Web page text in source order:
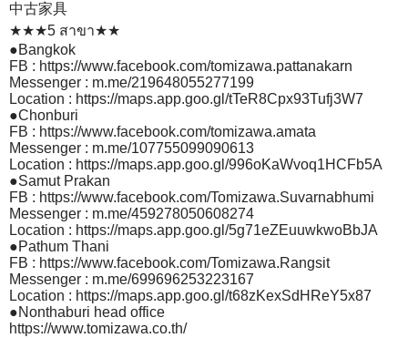
中古家具
★★★5 สาขา★★
●Bangkok
FB : https://www.facebook.com/tomizawa.pattanakarn
Messenger : m.me/219648055277199
Location : https://maps.app.goo.gl/tTeR8Cpx93Tufj3W7
●Chonburi
FB : https://www.facebook.com/tomizawa.amata
Messenger : m.me/107755099090613
Location : https://maps.app.goo.gl/996oKaWvoq1HCFb5A
●Samut Prakan
FB : https://www.facebook.com/Tomizawa.Suvarnabhumi
Messenger : m.me/459278050608274
Location : https://maps.app.goo.gl/5g71eZEuuwkwoBbJA
●Pathum Thani
FB : https://www.facebook.com/Tomizawa.Rangsit
Messenger : m.me/699696253223167
Location : https://maps.app.goo.gl/t68zKexSdHReY5x87
●Nonthaburi head office
https://www.tomizawa.co.th/